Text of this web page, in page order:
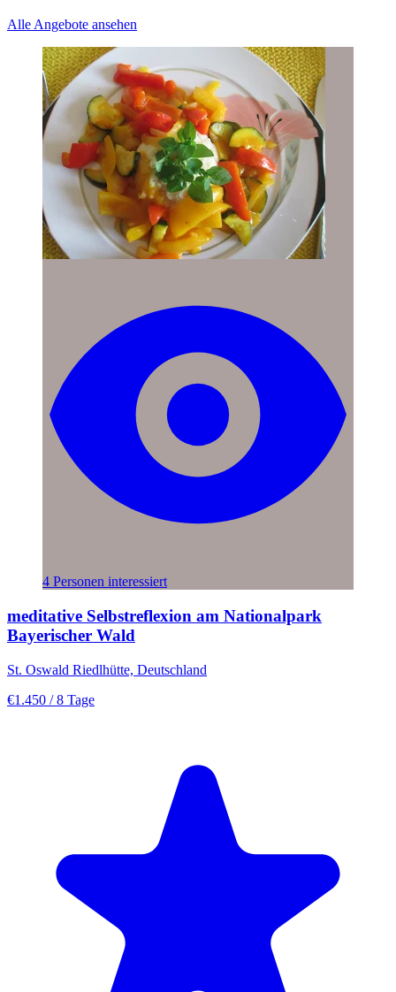
Alle Angebote ansehen
4 Personen interessiert
meditative Selbstreflexion am Nationalpark
Bayerischer Wald
St. Oswald Riedlhütte, Deutschland
€1.450 / 8 Tage